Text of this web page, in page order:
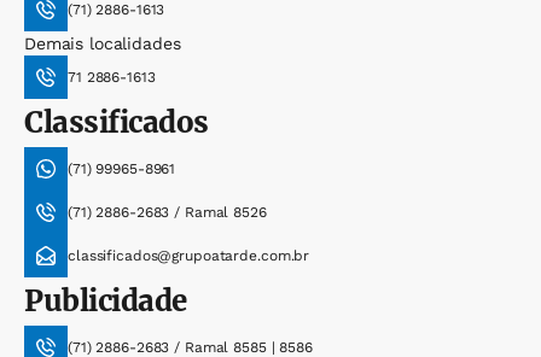
(71) 2886-1613
Demais localidades
71 2886-1613
Classificados
(71) 99965-8961
(71) 2886-2683 / Ramal 8526
classificados@grupoatarde.com.br
Publicidade
(71) 2886-2683 / Ramal 8585 | 8586